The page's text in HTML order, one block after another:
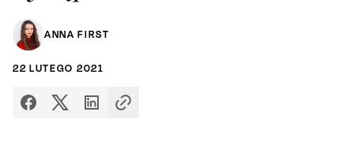
ANNA FIRST
22 LUTEGO 2021